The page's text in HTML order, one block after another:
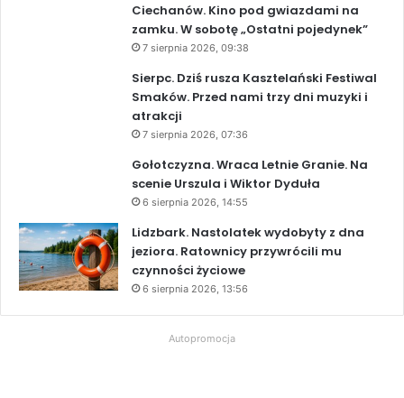
Ciechanów. Kino pod gwiazdami na
zamku. W sobotę „Ostatni pojedynek”
7 sierpnia 2026, 09:38
Sierpc. Dziś rusza Kasztelański Festiwal
Smaków. Przed nami trzy dni muzyki i
atrakcji
7 sierpnia 2026, 07:36
Gołotczyzna. Wraca Letnie Granie. Na
scenie Urszula i Wiktor Dyduła
6 sierpnia 2026, 14:55
Lidzbark. Nastolatek wydobyty z dna
jeziora. Ratownicy przywrócili mu
czynności życiowe
6 sierpnia 2026, 13:56
Autopromocja